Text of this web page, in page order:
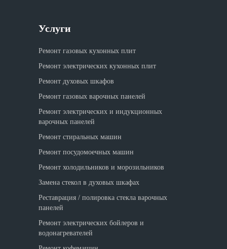
Услуги
Ремонт газовых кухонных плит
Ремонт электрических кухонных плит
Ремонт духовых шкафов
Ремонт газовых варочных панелей
Ремонт электрических и индукционных
варочных панелей
Ремонт стиральных машин
Ремонт посудомоечных машин
Ремонт холодильников и морозильников
Замена стекол в духовых шкафах
Реставрация / полировка стекла варочных
панелей
Ремонт электрических бойлеров и
водонагревателей